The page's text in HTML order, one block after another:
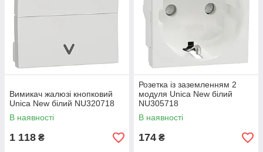
Вимикач жалюзі кнопковий
Unica New білий NU320718
В наявності
1 118 ₴
Розетка із заземленням 2
модуля Unica New білий
NU305718
В наявності
174 ₴